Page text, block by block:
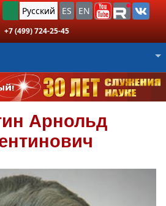
Русский ES EN
+7 (499) 724-25-45
Арнольд